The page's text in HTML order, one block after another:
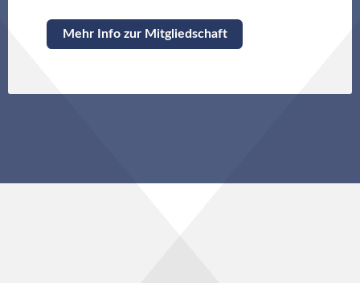
Mehr Info zur Mitgliedschaft